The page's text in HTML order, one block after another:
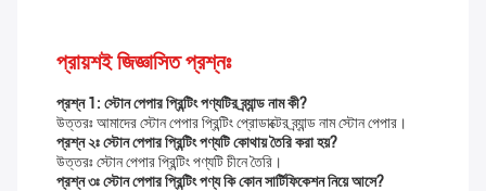
প্রায়শই জিজ্ঞাসিত প্রশ্নঃ
প্রশ্ন 1: স্টোন পেপার প্রিন্টিং পণ্যটির ব্র্যান্ড নাম কী?
উত্তরঃ আমাদের স্টোন পেপার প্রিন্টিং প্রোডাক্টের ব্র্যান্ড নাম স্টোন পেপার।
প্রশ্ন ২ঃ স্টোন পেপার প্রিন্টিং পণ্যটি কোথায় তৈরি করা হয়?
উত্তরঃ স্টোন পেপার প্রিন্টিং পণ্যটি চীনে তৈরি।
প্রশ্ন ৩ঃ স্টোন পেপার প্রিন্টিং পণ্য কি কোন সার্টিফিকেশন নিয়ে আসে?